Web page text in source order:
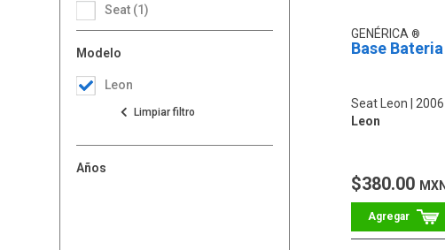
Seat (1)
Modelo
Leon
Años
GENÉRICA
Base Bateria
Seat Leon
Leon
$380.00 MXN